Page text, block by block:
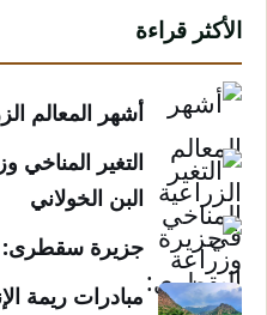
الأكثر قراءة
أشهر المعالم
التغير المناخي
البن الخولاني
جزيرة سقطرى:
مبادرات ريمة